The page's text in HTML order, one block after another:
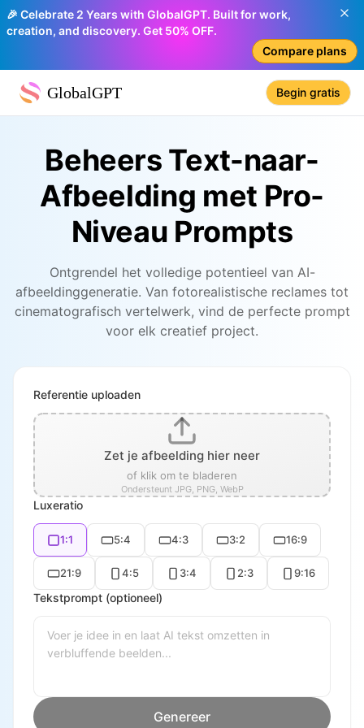
🎉 Celebrate 2 Years with GlobalGPT. Built for work,
creation, and discovery. Get 50% OFF.
Compare plans
GlobalGPT Begin gratis
Beheers Text-naar-
Afbeelding met Pro-
Niveau Prompts
Ontgrendel het volledige potentieel van AI-
afbeeldinggeneratie. Van fotorealistische reclames tot
cinematografisch vertelwerk, vind de perfecte prompt
voor elk creatief project.
Referentie uploaden
Zet je afbeelding hier neer
of klik om te bladeren
Ondersteunt JPG, PNG, WebP
Luxeratio
1:1 5:4 4:3 3:2 16:9
21:9 4:5 3:4 2:3 9:16
Tekstprompt (optioneel)
Genereer